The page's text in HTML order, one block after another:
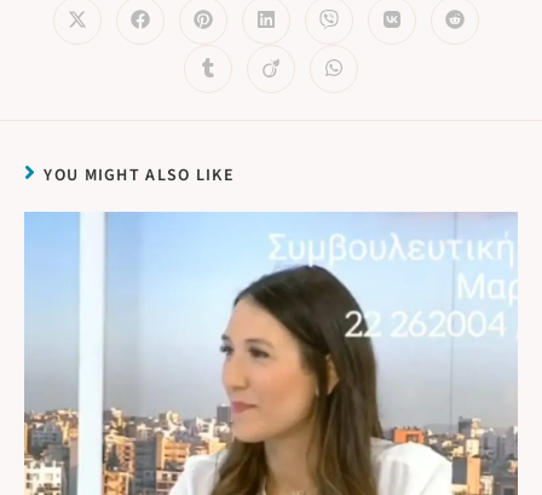
YOU MIGHT ALSO LIKE